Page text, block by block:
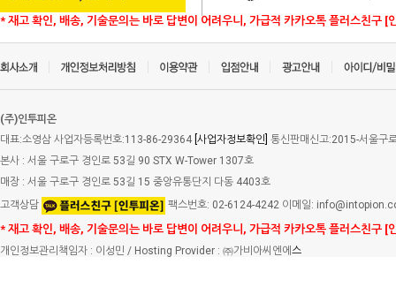
* 재고 확인, 배송, 기술문의는 바로 답변이 어려우니, 가급적 카카오톡 플러스친구 [
(주)인투피온
대표:소영삼 사업자등록번호:113-86-29364 [사업자정보확인] 통신판매신고:2015-서울구
본사 : 서울 구로구 경인로 53길 90 STX W-Tower 1307호
매장 : 서울 구로구 경인로 53길 15 중앙유통단지 다동 4403호
고객상담
팩스번호: 02-6124-4242 이메일:
* 재고 확인, 배송, 기술문의는 바로 답변이 어려우니, 가급적 카카오톡 플러스친구 [
개인정보관리책임자 : 이성민 / Hosting Provider : ㈜가비아씨엔에 스